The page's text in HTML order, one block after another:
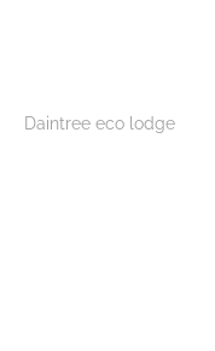
Daintree eco lodge